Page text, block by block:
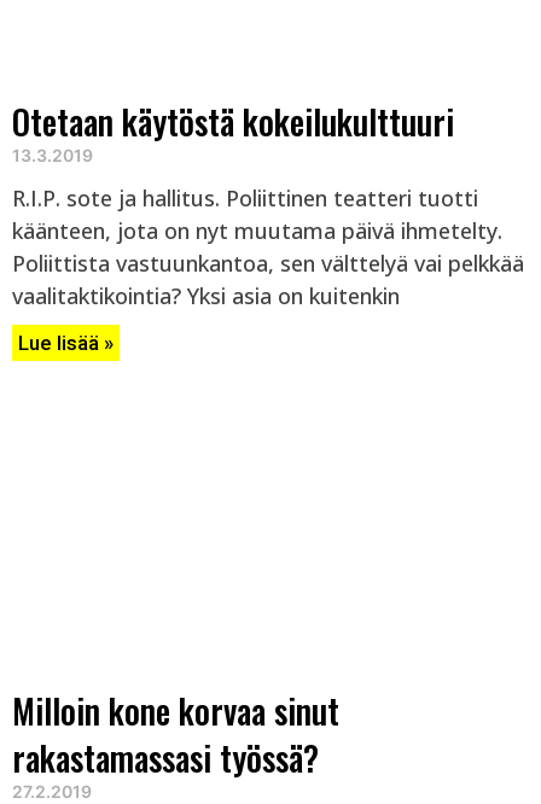
Otetaan käytöstä kokeilukulttuuri
13.3.2019
R.I.P. sote ja hallitus. Poliittinen teatteri tuotti
käänteen, jota on nyt muutama päivä ihmetelty.
Poliittista vastuunkantoa, sen välttelyä vai pelkkää
vaalitaktikointia? Yksi asia on kuitenkin
Lue lisää »
Milloin kone korvaa sinut
rakastamassasi työssä?
27.2.2019